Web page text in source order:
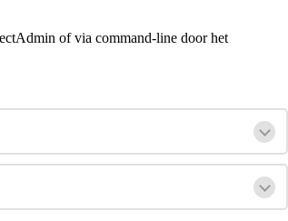
of via command-line door het